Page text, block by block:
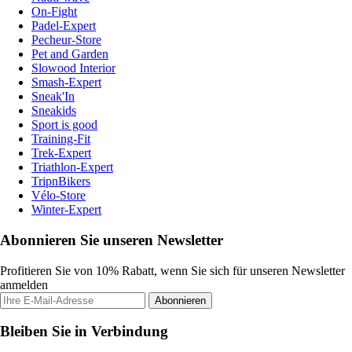
On-Fight
Padel-Expert
Pecheur-Store
Pet and Garden
Slowood Interior
Smash-Expert
Sneak'In
Sneakids
Sport is good
Training-Fit
Trek-Expert
Triathlon-Expert
TripnBikers
Vélo-Store
Winter-Expert
Abonnieren Sie unseren Newsletter
Profitieren Sie von 10% Rabatt, wenn Sie sich für unseren Newsletter
anmelden
Abonnieren
Bleiben Sie in Verbindung